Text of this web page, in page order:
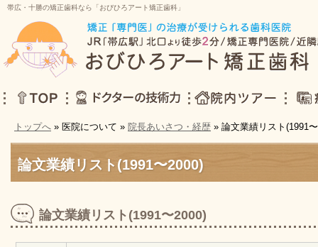
論文業績リスト(1991〜2000)
帯広・十勝の矯正歯科なら「おびひろアート矯正歯科」
トップへ » 医院について » 院長あいさつ・経歴 » 論文業績リスト(1991
論文業績リスト(1991〜2000)